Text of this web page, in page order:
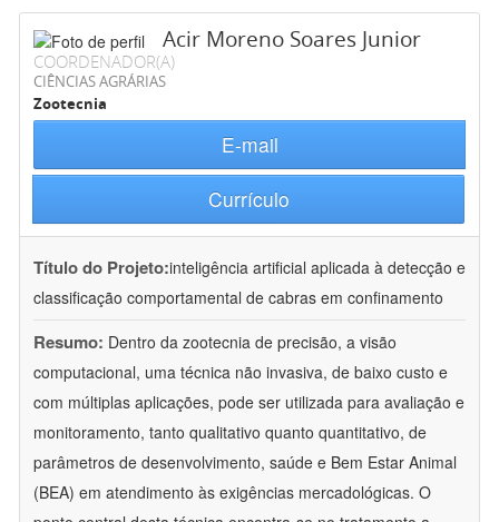
Acir Moreno Soares Junior
COORDENADOR(A)
CIÊNCIAS AGRÁRIAS
Zootecnia
E-mail
Currículo
Título do Projeto:inteligência artificial aplicada à detecção e
classificação comportamental de cabras em confinamento
Resumo: Dentro da zootecnia de precisão, a visão
computacional, uma técnica não invasiva, de baixo custo e
com múltiplas aplicações, pode ser utilizada para avaliação e
monitoramento, tanto qualitativo quanto quantitativo, de
parâmetros de desenvolvimento, saúde e Bem Estar Animal
(BEA) em atendimento às exigências mercadológicas. O